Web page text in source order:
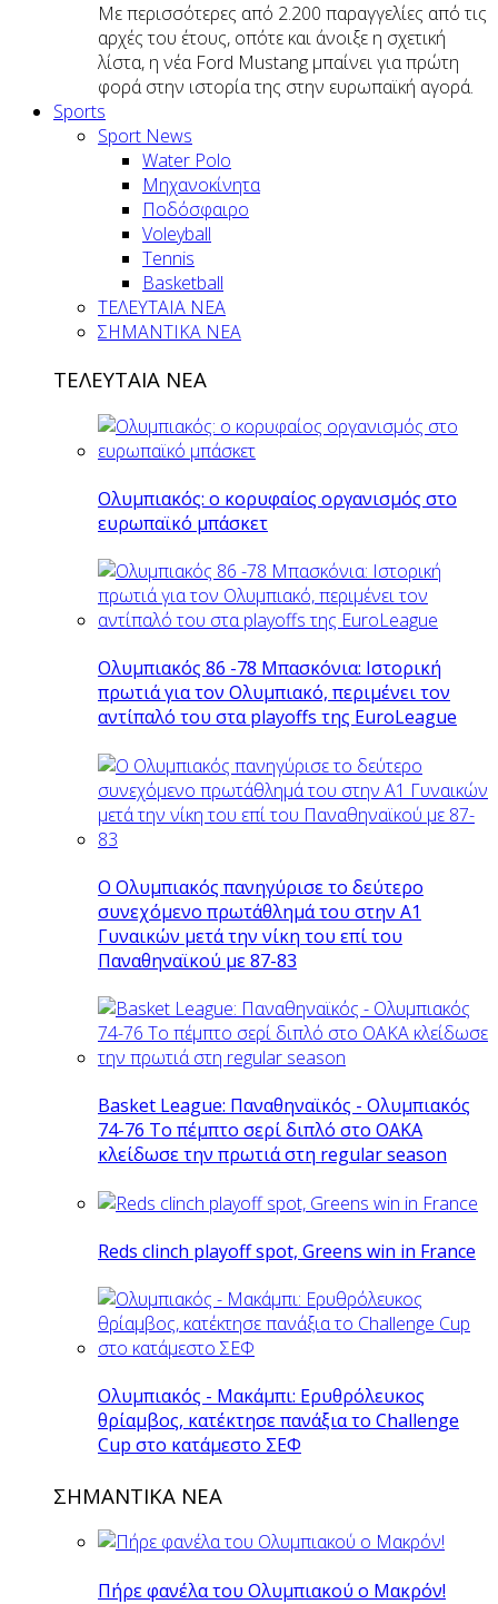
Με περισσότερες από 2.200 παραγγελίες από τις
αρχές του έτους, οπότε και άνοιξε η σχετική
λίστα, η νέα Ford Mustang μπαίνει για πρώτη
φορά στην ιστορία της στην ευρωπαϊκή αγορά.
Sports
Sport News
Water Polo
Μηχανοκίνητα
Ποδόσφαιρο
Voleyball
Tennis
Basketball
ΤΕΛΕΥΤΑΙΑ ΝΕΑ
ΣΗΜΑΝΤΙΚΑ ΝΕΑ
ΤΕΛΕΥΤΑΙΑ ΝΕΑ
Ολυμπιακός: ο κορυφαίος οργανισμός στο
ευρωπαϊκό μπάσκετ
Ολυμπιακός 86 -78 Μπασκόνια: Ιστορική
πρωτιά για τον Ολυμπιακό, περιμένει τον
αντίπαλό του στα playoffs της EuroLeague
Ο Ολυμπιακός πανηγύρισε το δεύτερο
συνεχόμενο πρωτάθλημά του στην Α1
Γυναικών μετά την νίκη του επί του
Παναθηναϊκού με 87-83
Basket League: Παναθηναϊκός - Ολυμπιακός
74-76 Το πέμπτο σερί διπλό στο ΟΑΚΑ
κλείδωσε την πρωτιά στη regular season
Reds clinch playoff spot, Greens win in France
Ολυμπιακός - Μακάμπι: Ερυθρόλευκος
θρίαμβος, κατέκτησε πανάξια το Challenge
Cup στο κατάμεστο ΣΕΦ
ΣΗΜΑΝΤΙΚΑ ΝΕΑ
Πήρε φανέλα του Ολυμπιακού ο Μακρόν!